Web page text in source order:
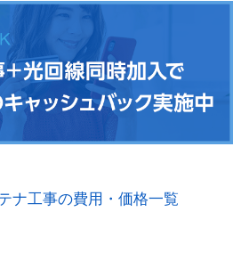
ナ工事の費用・価格一覧